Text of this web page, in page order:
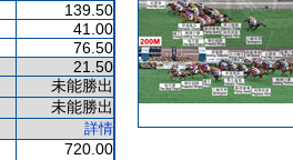
139.50
41.00
76.50
21.50
未能勝出
未能勝出
詳情
720.00